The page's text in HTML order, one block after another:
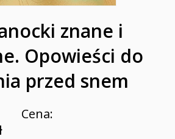
znane i
Opowieści do
przed snem
Cena: